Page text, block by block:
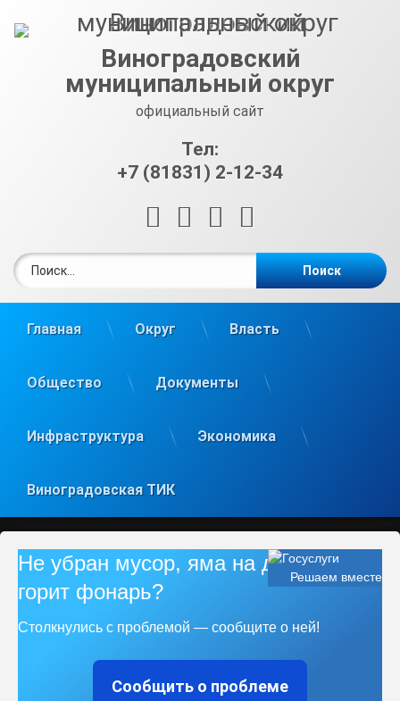
Виноградовский
муниципальный округ
официальный сайт
Тел:
+7 (81831) 2-12-34
RSS E-mailВКонтакте
Главная Округ Власть
Общество Документы
Инфраструктура Экономика
Виноградовская ТИК
Решаем вместе
Не убран мусор, яма на дороге, не
горит фонарь?
Столкнулись с проблемой — сообщите о ней!
Сообщить о проблеме